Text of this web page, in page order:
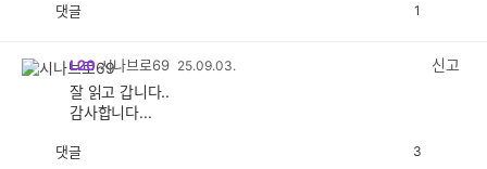
댓글 1
L20 시나브로69 25.09.03.
신고
잘 읽고 갑니다..
감사합니다...
댓글 3